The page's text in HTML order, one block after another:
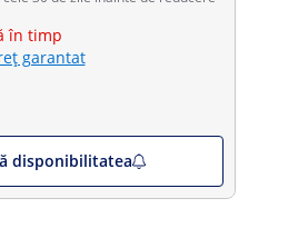
în timp
garantat
disponibilitatea